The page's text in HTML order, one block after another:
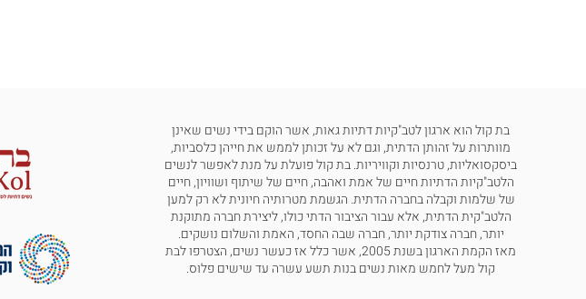
בת קול הוא ארגון לטב"קיות דתיות גאות, אשר הוקם בידי נשים שאינן
מוותרות על זהותן הדתית, וגם לא על זכותן לממש את חייהן כלסביות,
ביסקסואליות, טרנסיות וקוויריות. בת קול פועלת על מנת לאפשר לנשים
הלטב"קיות הדתיות חיים של אמת ואהבה, חיים של שיתוף ושוויון, חיים
של שלמות וקבלה בחברה הדתית. הגשמת מטרותיה חיונית לא רק למען
הלטב"קית הדתית, אלא עבור הציבור הדתי כולו, ליצירת חברה מתוקנת
יותר, חברה צודקת יותר, חברה שבה החסד, האמת והשלום נושקים.
מאז הקמת הארגון בשנת 2005, אשר כלל אז כעשר נשים, הצטרפו לבת
קול מעל לחמש מאות נשים בנות תשע עשרה עד שישים פלוס.